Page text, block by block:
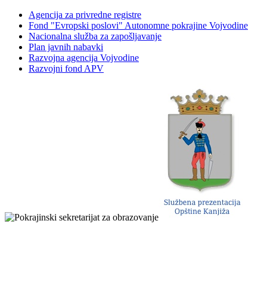
Agencija za privredne registre
Fond "Evropski poslovi" Autonomne pokrajine Vojvodine
Nacionalna služba za zapošljavanje
Plan javnih nabavki
Razvojna agencija Vojvodine
Razvojni fond APV